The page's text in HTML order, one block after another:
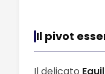
Il pivot